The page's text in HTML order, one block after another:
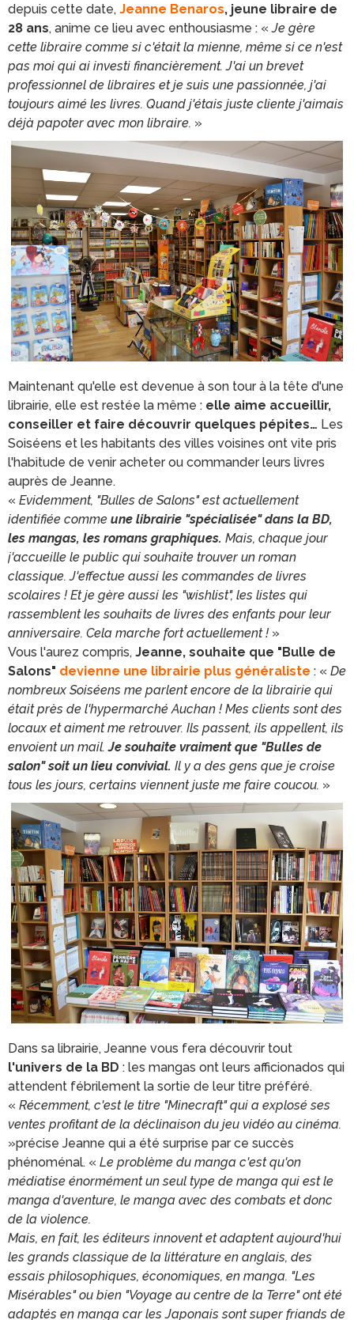
depuis cette date, Jeanne Benaros, jeune libraire de
28 ans, anime ce lieu avec enthousiasme : «Je gère
cette libraire comme si c'était la mienne, même si ce n'est
pas moi qui ai investi financièrement. J'ai un brevet
professionnel de libraires et je suis une passionnée, j'ai
toujours aimé les livres. Quand j'étais juste cliente j'aimais
déjà papoter avec mon libraire. »
Maintenant qu'elle est devenue à son tour à la tête d'une
librairie, elle est restée la même : elle aime accueillir,
conseiller et faire découvrir quelques pépites… Les
Soiséens et les habitants des villes voisines ont vite pris
l'habitude de venir acheter ou commander leurs livres
auprès de Jeanne.
« Evidemment, "Bulles de Salons" est actuellement
identifiée comme une librairie "spécialisée" dans la BD,
les mangas, les romans graphiques. Mais, chaque jour
j'accueille le public qui souhaite trouver un roman
classique. J'effectue aussi les commandes de livres
scolaires ! Et je gère aussi les "wishlist", les listes qui
rassemblent les souhaits de livres des enfants pour leur
anniversaire. Cela marche fort actuellement ! »
Vous l'aurez compris, Jeanne, souhaite que "Bulle de
Salons" devienne une librairie plus généraliste : « De
nombreux Soiséens me parlent encore de la librairie qui
était près de l'hypermarché Auchan ! Mes clients sont des
locaux et aiment me retrouver. Ils passent, ils appellent, ils
envoient un mail.Je souhaite vraiment que "Bulles de
salon" soit un lieu convivial. Il y a des gens que je croise
tous les jours, certains viennent juste me faire coucou. »
Dans sa librairie, Jeanne vous fera découvrir tout
l'univers de la BD : les mangas ont leurs afficionados qui
attendent fébrilement la sortie de leur titre préféré.
« Récemment, c'est le titre "Minecraft" qui a explosé ses
ventes profitant de la déclinaison du jeu vidéo au cinéma.
»précise Jeanne qui a été surprise par ce succès
phénoménal. « Le problème du manga c'est qu'on
médiatise énormément un seul type de manga qui est le
manga d'aventure, le manga avec des combats et donc
de la violence.
Mais, en fait, les éditeurs innovent et adaptent aujourd'hui
les grands classique de la littérature en anglais, des
essais philosophiques, économiques, en manga. "Les
Misérables" ou bien "Voyage au centre de la Terre" ont été
adaptés en manga car les Japonais sont super friands de